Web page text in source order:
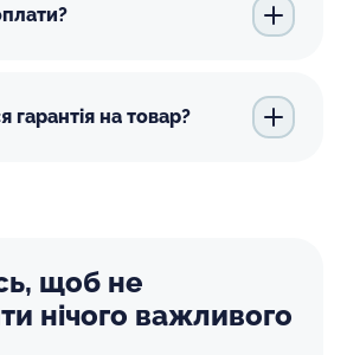
гарантія на товар?
щоб не
нічого важливого